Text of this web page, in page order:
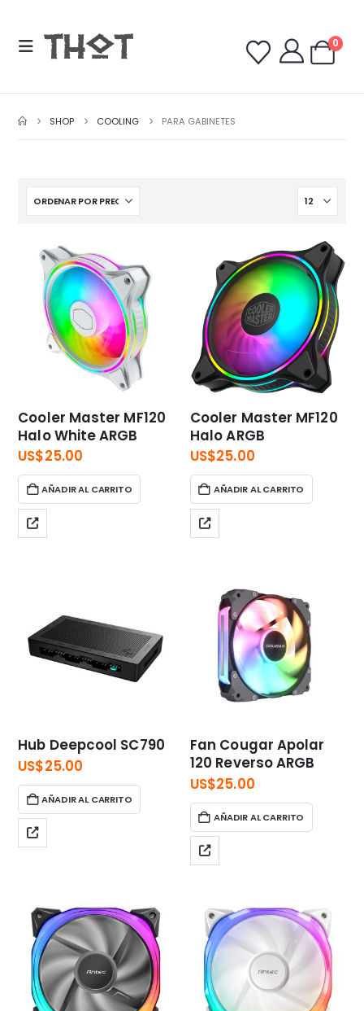
0
SHOP COOLING PARA GABINETES
Cooler Master MF120
Halo White ARGB
US$25.00
AÑADIR AL CARRITO
Cooler Master MF120
Halo ARGB
US$25.00
AÑADIR AL CARRITO
Hub Deepcool SC790
US$25.00
AÑADIR AL CARRITO
Fan Cougar Apolar
120 Reverso ARGB
US$25.00
AÑADIR AL CARRITO